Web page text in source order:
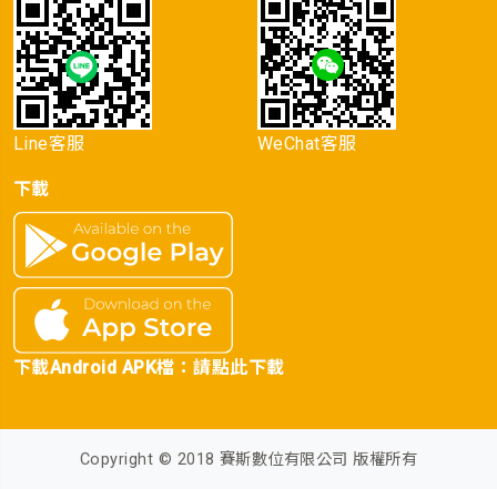
Line客服 WeChat客服
下載
下載Android APK檔：請點此下載
Copyright © 2018 賽斯數位有限公司 版權所有